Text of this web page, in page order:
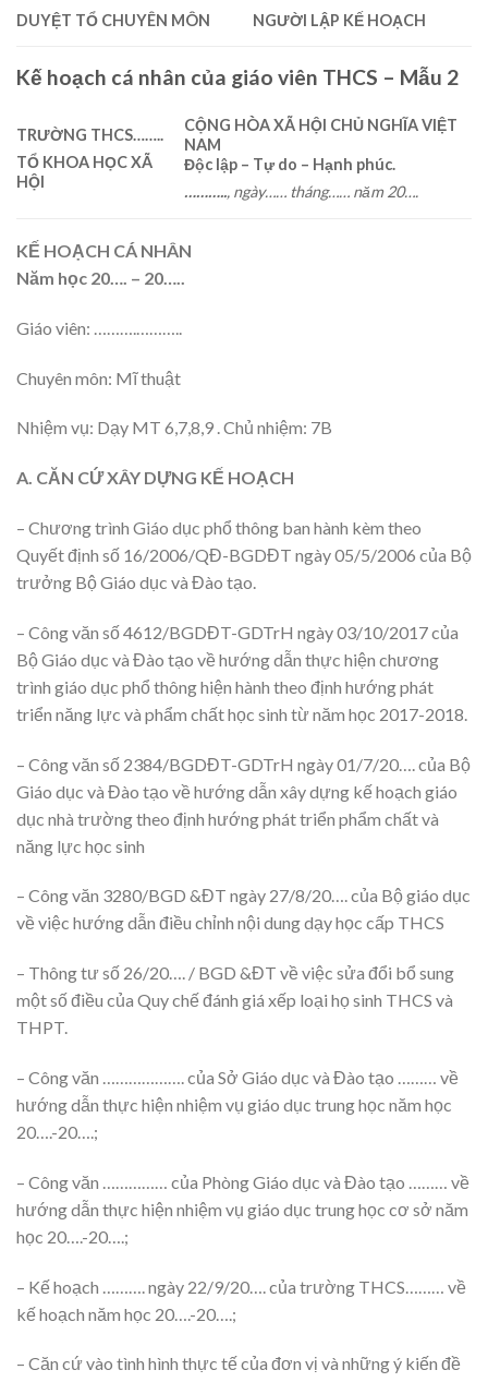
DUYỆT TỔ CHUYÊN MÔN NGƯỜI LẬP KẾ HOẠCH
Kế hoạch cá nhân của giáo viên THCS – Mẫu 2
TRƯỜNG THCS……..
TỔ KHOA HỌC XÃ
HỘI
CỘNG HÒA XÃ HỘI CHỦ NGHĨA VIỆT
NAM
Độc lập – Tự do – Hạnh phúc.
……….., ngày…… tháng…… năm 20….
KẾ HOẠCH CÁ NHÂN
Năm học 20…. – 20…..
Giáo viên: ……….………..
Chuyên môn: Mĩ thuật
Nhiệm vụ: Dạy MT 6,7,8,9 . Chủ nhiệm: 7B
A. CĂN CỨ XÂY DỰNG KẾ HOẠCH
– Chương trình Giáo dục phổ thông ban hành kèm theo
Quyết định số 16/2006/QĐ-BGDĐT ngày 05/5/2006 của Bộ
trưởng Bộ Giáo dục và Đào tạo.
– Công văn số 4612/BGDĐT-GDTrH ngày 03/10/2017 của
Bộ Giáo dục và Đào tạo về hướng dẫn thực hiện chương
trình giáo dục phổ thông hiện hành theo định hướng phát
triển năng lực và phẩm chất học sinh từ năm học 2017-2018.
– Công văn số 2384/BGDĐT-GDTrH ngày 01/7/20…. của Bộ
Giáo dục và Đào tạo về hướng dẫn xây dựng kế hoạch giáo
dục nhà trường theo định hướng phát triển phẩm chất và
năng lực học sinh
– Công văn 3280/BGD &ĐT ngày 27/8/20…. của Bộ giáo dục
về việc hướng dẫn điều chỉnh nội dung dạy học cấp THCS
– Thông tư số 26/20…. / BGD &ĐT về việc sửa đổi bổ sung
một số điều của Quy chế đánh giá xếp loại họ sinh THCS và
THPT.
– Công văn ………………. của Sở Giáo dục và Đào tạo ……… về
hướng dẫn thực hiện nhiệm vụ giáo dục trung học năm học
20….-20….;
– Công văn …………… của Phòng Giáo dục và Đào tạo ……… về
hướng dẫn thực hiện nhiệm vụ giáo dục trung học cơ sở năm
học 20….-20….;
– Kế hoạch ………. ngày 22/9/20…. của trường THCS……… về
kế hoạch năm học 20….-20….;
– Căn cứ vào tình hình thực tế của đơn vị và những ý kiến đề